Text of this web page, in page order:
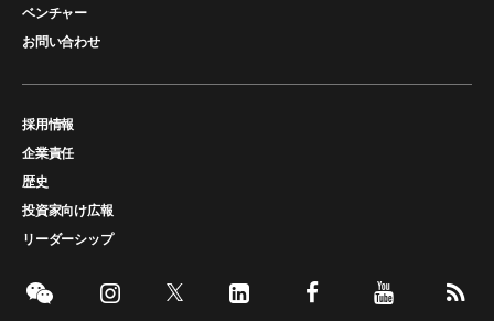
ベンチャー
お問い合わせ
採用情報
企業責任
歴史
投資家向け広報
リーダーシップ